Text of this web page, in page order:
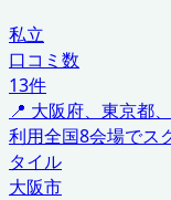
私立
口コミ数
13件
📍 大阪府、東京都
利用全国8会場でス
タイル
大阪市